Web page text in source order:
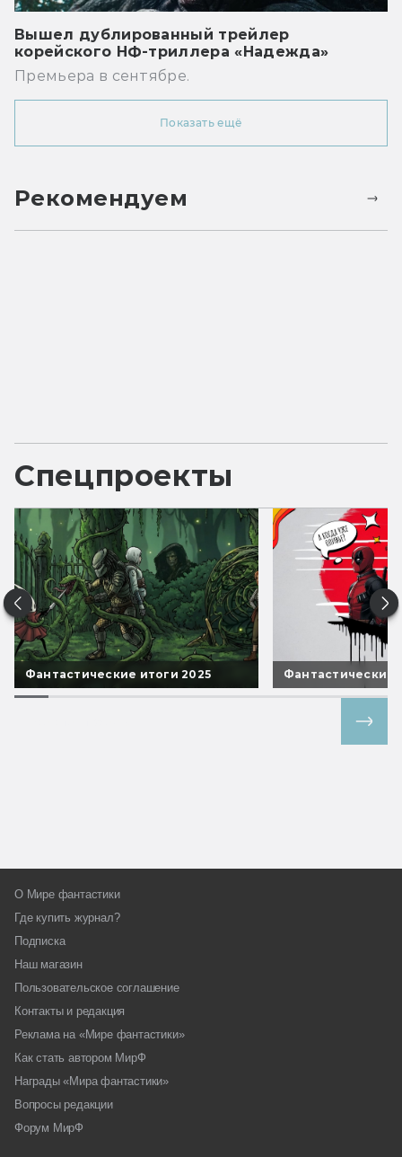
Вышел дублированный трейлер
корейского НФ-триллера «Надежда»
Премьера в сентябре.
Показать ещё
Рекомендуем
Спецпроекты
Фантастические итоги 2025 Фантастические
О Мире фантастики
Где купить журнал?
Подписка
Наш магазин
Пользовательское соглашение
Контакты и редакция
Реклама на «Мире фантастики»
Как стать автором МирФ
Награды «Мира фантастики»
Вопросы редакции
Форум МирФ